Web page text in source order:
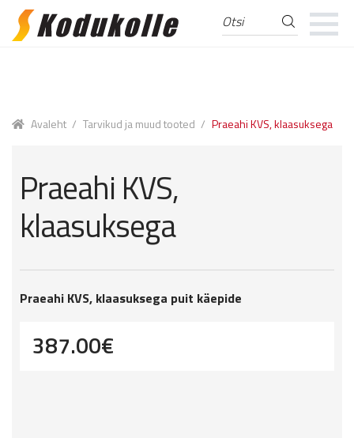
Skip
Skip
Otsi:
Avaleht / Tarvikud ja muud tooted / Praeahi KVS, klaasuksega
Praeahi KVS,
klaasuksega
Praeahi KVS, klaasuksega puit käepide
387.00€